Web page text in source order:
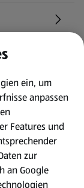
ein, um
anpassen
Features und
zur
an Google